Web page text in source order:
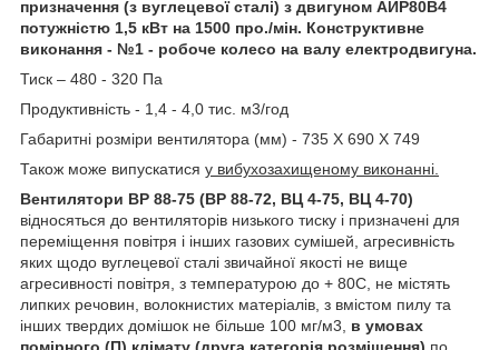
призначення (з вуглецевої сталі) з двигуном АИР80В4
потужністю 1,5 кВт на 1500 про./мін. Конструктивне
виконання - №1 - робоче колесо на валу електродвигуна.
Тиск – 480 - 320 Па
Продуктивність - 1,4 - 4,0 тис. м3/год
Габаритні розміри вентилятора (мм) - 735 Х 690 Х 749
Також може випускатися у вибухозахищеному виконанні.
Вентилятори ВР 88-75 (ВР 88-72, ВЦ 4-75, ВЦ 4-70)
відносяться до вентиляторів низького тиску і призначені для
переміщення повітря і інших газових сумішей, агресивність
яких щодо вуглецевої сталі звичайної якості не вище
агресивності повітря, з температурою до + 80С, не містять
липких речовин, волокнистих матеріалів, з вмістом пилу та
інших твердих домішок не більше 100 мг/м3, в умовах
помірного (П) клімату (друга категорія розміщення) по